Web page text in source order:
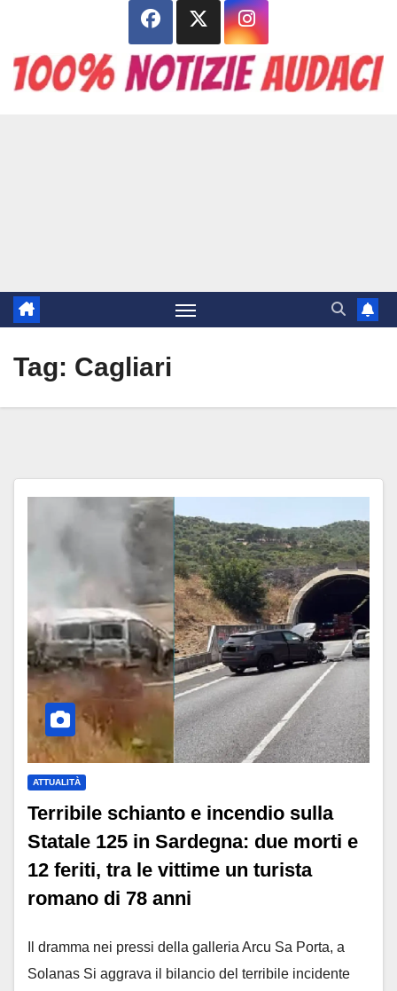
contenuto
Tag: Cagliari
ATTUALITÀ
Terribile schianto e incendio sulla
Statale 125 in Sardegna: due morti e
12 feriti, tra le vittime un turista
romano di 78 anni
Il dramma nei pressi della galleria Arcu Sa Porta, a
Solanas Si aggrava il bilancio del terribile incidente